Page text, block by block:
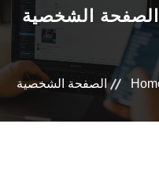
الصفحة الشخصية
الصفحة الشخصية